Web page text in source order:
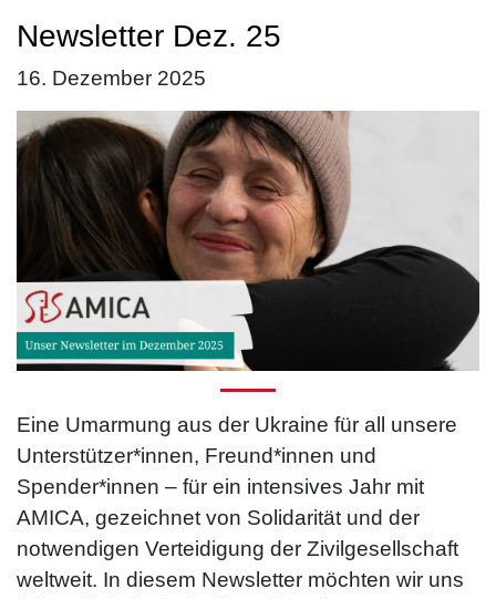
Newsletter Dez. 25
16. Dezember 2025
Eine Umarmung aus der Ukraine für all unsere
Unterstützer*innen, Freund*innen und
Spender*innen – für ein intensives Jahr mit
AMICA, gezeichnet von Solidarität und der
notwendigen Verteidigung der Zivilgesellschaft
weltweit. In diesem Newsletter möchten wir uns